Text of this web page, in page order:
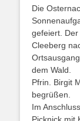
Die
gefeiert. Der
Cleeberg
dem Wald.
Pfrin. Birgit
begrüßen.
Im
Picknick mit